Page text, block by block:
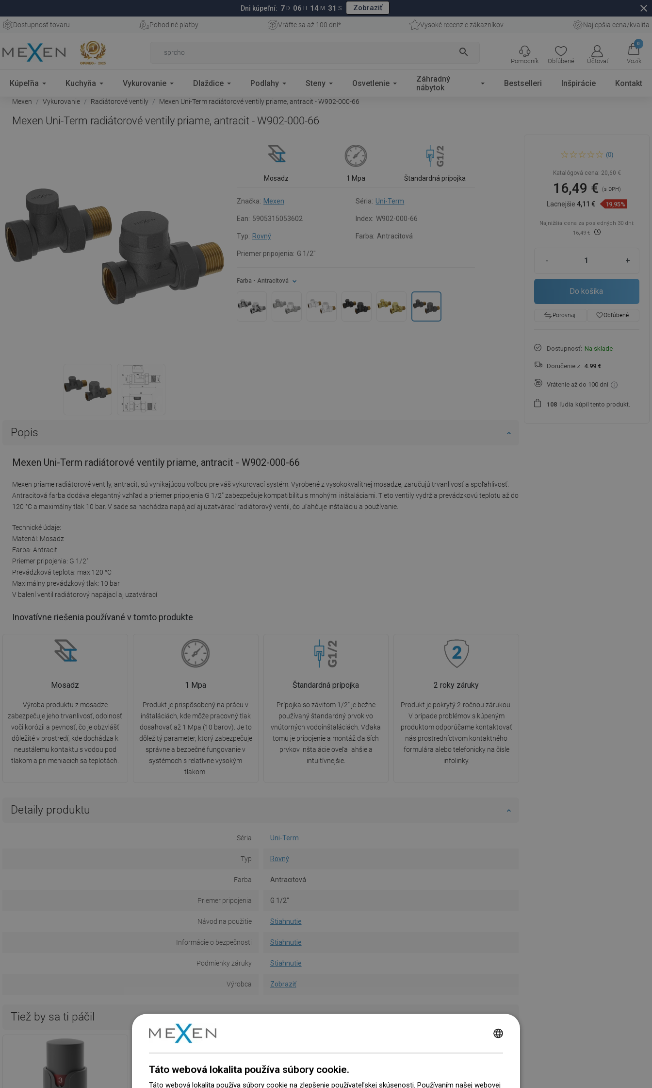
Dni kúpeľní: 7 D 06 H 14 M 30 S Zobraziť close
Dostupnosť tovaru Pohodlné platby Vráťte sa až 100 dní* Vysoké recenzie zákazníkov Najlepšia cena/kvalita
search
Obľúbené Účtovať
0
Vozík
Pomocník
Kúpeľňa Kuchyňa Vykurovanie Dlaždice Podlahy Steny Osvetlenie
Záhradný
nábytok
Bestselleri Inšpirácie Kontakt
Mexen Vykurovanie Radiátorové ventily Mexen Uni-Term radiátorové ventily priame, antracit - W902-000-66
Mexen Uni-Term radiátorové ventily priame, antracit - W902-000-66
Mosadz 1 Mpa Štandardná prípojka
Značka: Mexen Séria: Uni-Term
Ean: 5905315053602 Index: W902-000-66
Typ: Rovný Farba: Antracitová
Priemer pripojenia: G 1/2"
Farba - Antracitová
Popis
Mexen Uni-Term radiátorové ventily priame, antracit - W902-000-66
Mexen priame radiátorové ventily, antracit, sú vynikajúcou voľbou pre váš vykurovací systém. Vyrobené z vysokokvalitnej mosadze, zaručujú trvanlivosť a spoľahlivosť.
Antracitová farba dodáva elegantný vzhľad a priemer pripojenia G 1/2" zabezpečuje kompatibilitu s mnohými inštaláciami. Tieto ventily vydržia prevádzkovú teplotu až do
120 °C a maximálny tlak 10 bar. V sade sa nachádza napájací aj uzatvárací radiátorový ventil, čo uľahčuje inštaláciu a používanie.
Technické údaje:
Materiál: Mosadz
Farba: Antracit
Priemer pripojenia: G 1/2"
Prevádzková teplota: max 120 °C
Maximálny prevádzkový tlak: 10 bar
V balení ventil radiátorový napájací aj uzatvárací
Inovatívne riešenia používané v tomto produkte
Mosadz
Výroba produktu z mosadze
zabezpečuje jeho trvanlivosť, odolnosť
voči korózii a pevnosť, čo je obzvlášť
dôležité v prostredí, kde dochádza k
neustálemu kontaktu s vodou pod
tlakom a pri meniacich sa teplotách.
1 Mpa
Produkt je prispôsobený na prácu v
inštaláciách, kde môže pracovný tlak
dosahovať až 1 Mpa (10 barov). Je to
dôležitý parameter, ktorý zabezpečuje
správne a bezpečné fungovanie v
systémoch s relatívne vysokým
tlakom.
Štandardná prípojka
Prípojka so závitom 1/2" je bežne
používaný štandardný prvok vo
vnútorných vodoinštaláciách. Vďaka
tomu je pripojenie a montáž ďalších
prvkov inštalácie oveľa ľahšie a
intuitívnejšie.
2 roky záruky
Produkt je pokrytý 2-ročnou zárukou.
V prípade problémov s kúpeným
produktom odporúčame kontaktovať
nás prostredníctvom kontaktného
formulára alebo telefonicky na čísle
infolinky.
Detaily produktu
Séria Uni-Term
Typ Rovný
Farba Antracitová
Priemer pripojenia G 1/2"
Návod na použitie Stiahnutie
Informácie o bezpečnosti Stiahnutie
Podmienky záruky Stiahnutie
Výrobca Zobraziť
Tiež by sa ti páčil
ventily priame, antracit -
(0)
Katalógová cena: 20,60 €
16,49 € (s DPH)
Lacnejšie4,11 € 19,95%
Najnižšia cena za posledných 30 dní:
16,49 €
- +
Do košíka
Porovnaj favorite_borderObľúbené
Dostupnosť: Na sklade
Doručenie z: 4.99 €
Vrátenie až do 100 dní
1 08 ľudia kúpil tento produkt.
Táto webová lokalita používa súbory cookie.
Táto webová lokalita používa súbory cookie na zlepšenie používateľskej skúsenosti. Používaním našej webovej